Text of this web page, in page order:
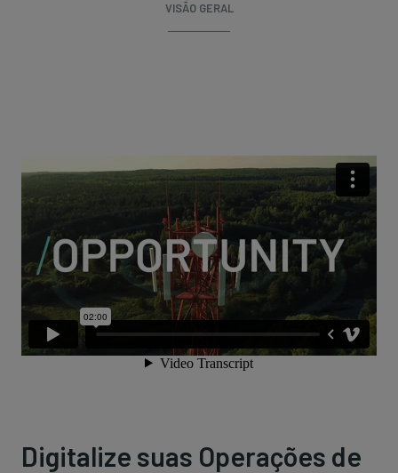
VISÃO GERAL
Digitalize suas Operações de